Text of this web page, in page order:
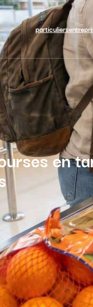
particuliers
en